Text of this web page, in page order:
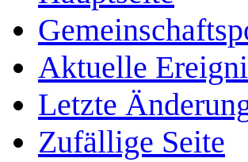
Aktuelle
Letzte
Zufällige Seite